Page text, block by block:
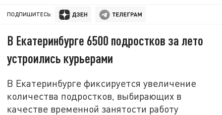
ПОДПИШИТЕСЬ:
В Екатеринбурге 6500 подростков за лето
устроились курьерами
В Екатеринбурге фиксируется увеличение
количества подростков, выбирающих в
качестве временной занятости работу